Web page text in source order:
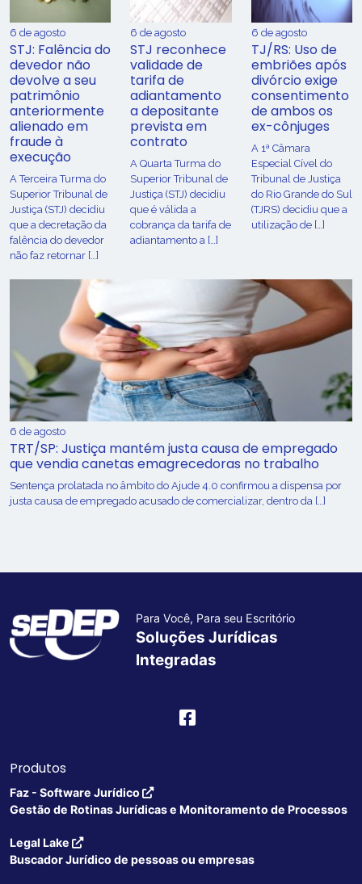
6 de agosto
STJ: Falência do
devedor não
devolve a seu
patrimônio
anteriormente
alienado em
fraude à
execução
A Terceira Turma do
Superior Tribunal de
Justiça (STJ) decidiu
que a decretação da
falência do devedor
não faz retornar […]
6 de agosto
STJ reconhece
validade de
tarifa de
adiantamento
a depositante
prevista em
contrato
A Quarta Turma do
Superior Tribunal de
Justiça (STJ) decidiu
que é válida a
cobrança da tarifa de
adiantamento a […]
6 de agosto
TJ/RS: Uso de
embriões após
divórcio exige
consentimento
de ambos os
ex-cônjuges
A 1ª Câmara
Especial Cível do
Tribunal de Justiça
do Rio Grande do Sul
(TJRS) decidiu que a
utilização de […]
6 de agosto
TRT/SP: Justiça mantém justa causa de empregado
que vendia canetas emagrecedoras no trabalho
Sentença prolatada no âmbito do Ajude 4.0 confirmou a dispensa por
justa causa de empregado acusado de comercializar, dentro da […]
Para Você, Para seu Escritório
Soluções Jurídicas
Integradas
Produtos
Faz - Software Jurídico
Gestão de Rotinas Jurídicas e Monitoramento de Processos
Legal Lake
Buscador Jurídico de pessoas ou empresas